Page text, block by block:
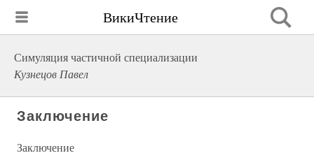
ВикиЧтение
Симуляция частичной специализации
Кузнецов Павел
Заключение
Заключение